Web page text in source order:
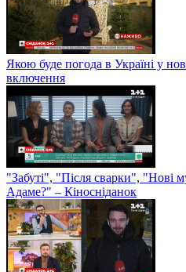
Якою буде погода в Україні у
включення
"Забуті", "Після сварки", "Нові
Адаме?" – Кіносніданок